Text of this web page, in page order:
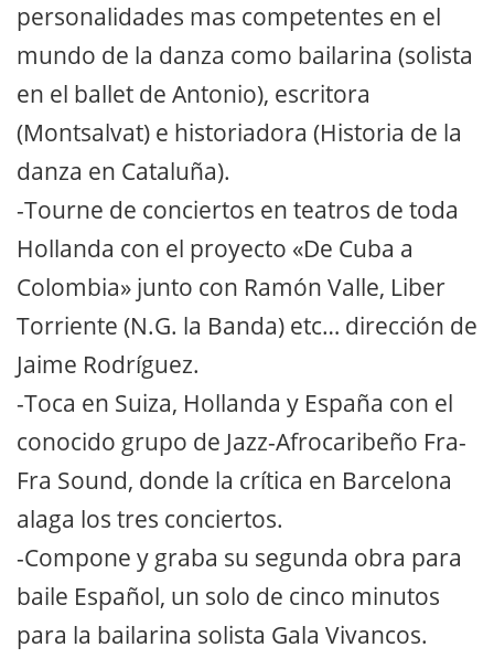
personalidades mas competentes en el
mundo de la danza como bailarina (solista
en el ballet de Antonio), escritora
(Montsalvat) e historiadora (Historia de la
danza en Cataluña).
-Tourne de conciertos en teatros de toda
Hollanda con el proyecto «De Cuba a
Colombia» junto con Ramón Valle, Liber
Torriente (N.G. la Banda) etc… dirección de
Jaime Rodríguez.
-Toca en Suiza, Hollanda y España con el
conocido grupo de Jazz-Afrocaribeño Fra-
Fra Sound, donde la crítica en Barcelona
alaga los tres conciertos.
-Compone y graba su segunda obra para
baile Español, un solo de cinco minutos
para la bailarina solista Gala Vivancos.